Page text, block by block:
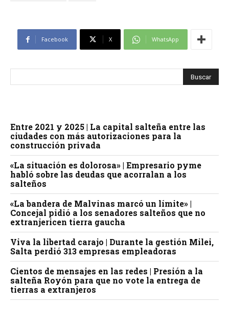
Facebook X WhatsApp
Entre 2021 y 2025 | La capital salteña entre las
ciudades con más autorizaciones para la
construcción privada
«La situación es dolorosa» | Empresario pyme
habló sobre las deudas que acorralan a los
salteños
«La bandera de Malvinas marcó un límite» |
Concejal pidió a los senadores salteños que no
extranjericen tierra gaucha
Viva la libertad carajo | Durante la gestión Milei,
Salta perdió 313 empresas empleadoras
Cientos de mensajes en las redes | Presión a la
salteña Royón para que no vote la entrega de
tierras a extranjeros